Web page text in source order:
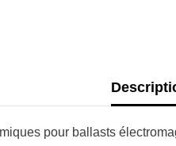
pour ballasts